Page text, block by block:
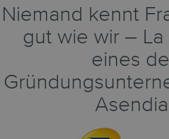
Niemand kennt
gut wie wir –
eines